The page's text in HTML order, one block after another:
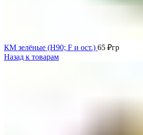
КМ зелёные (H90; F и ост.) 65 ₽гр
Назад к товарам